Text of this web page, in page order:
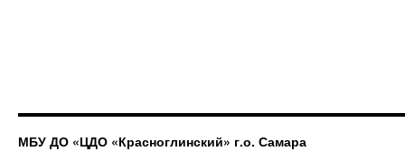
МБУ ДО «ЦДО «Красноглинский» г.о. Самара